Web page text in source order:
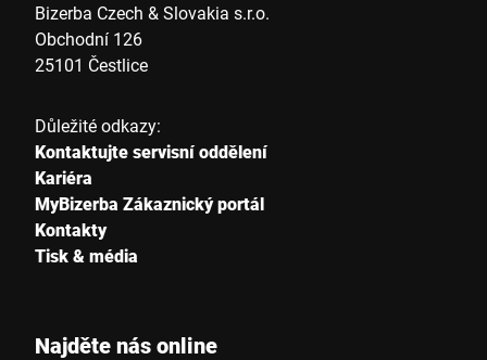
Bizerba Czech & Slovakia s.r.o.
Obchodní 126
25101 Čestlice
Důležité odkazy:
Kontaktujte servisní oddělení
Kariéra
MyBizerba Zákaznický portál
Kontakty
Tisk & média
Najděte nás online